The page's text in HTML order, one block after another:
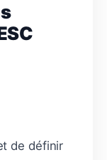
de définir